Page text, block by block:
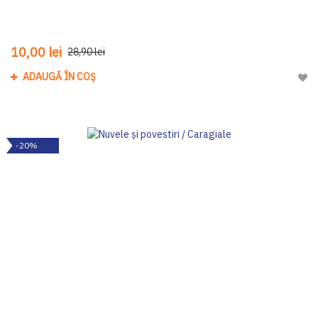
10,00 lei 28,90 lei
ADAUGĂ ÎN COȘ
-20%